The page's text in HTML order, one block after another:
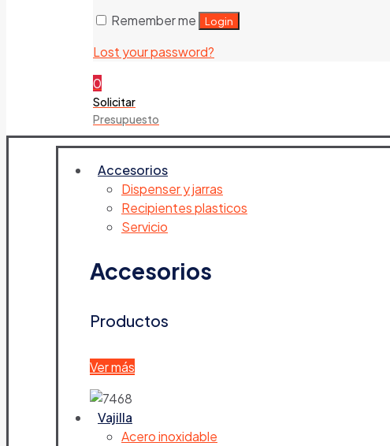
Remember me
Login
Lost your password?
0
Solicitar
Presupuesto
Accesorios
Dispenser y jarras
Recipientes plasticos
Servicio
Accesorios
Productos
Ver más
Vajilla
Acero inoxidable